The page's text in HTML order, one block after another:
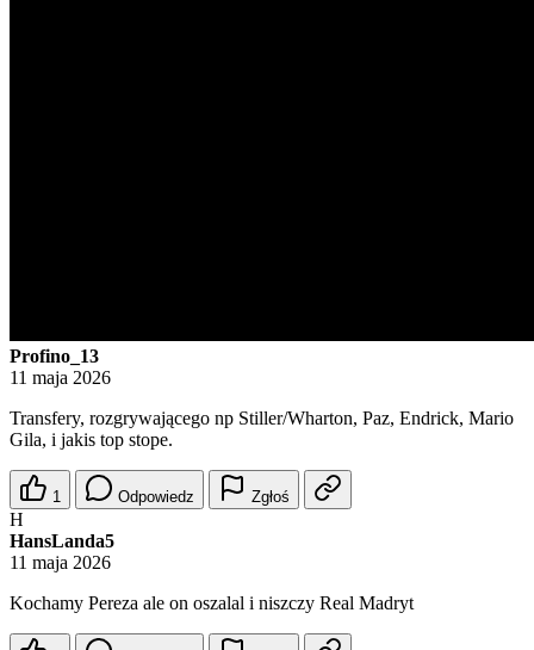
Profino_13
11 maja 2026
Transfery, rozgrywającego np Stiller/Wharton, Paz, Endrick, Mario
Gila, i jakis top stope.
1 Odpowiedz Zgłoś
H
HansLanda5
11 maja 2026
Kochamy Pereza ale on oszalal i niszczy Real Madryt